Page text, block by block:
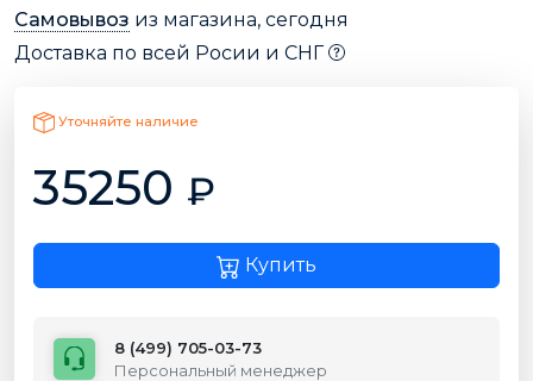
Самовывоз из магазина, сегодня
Доставка по всей Росии и СНГ
Уточняйте наличие
35250 ₽
Купить
8 (499) 705-03-73
Персональный менеджер